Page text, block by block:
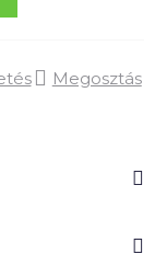
Megosztás